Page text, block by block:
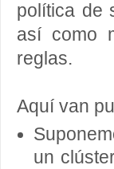
política de
así como
reglas.
Aquí van
un